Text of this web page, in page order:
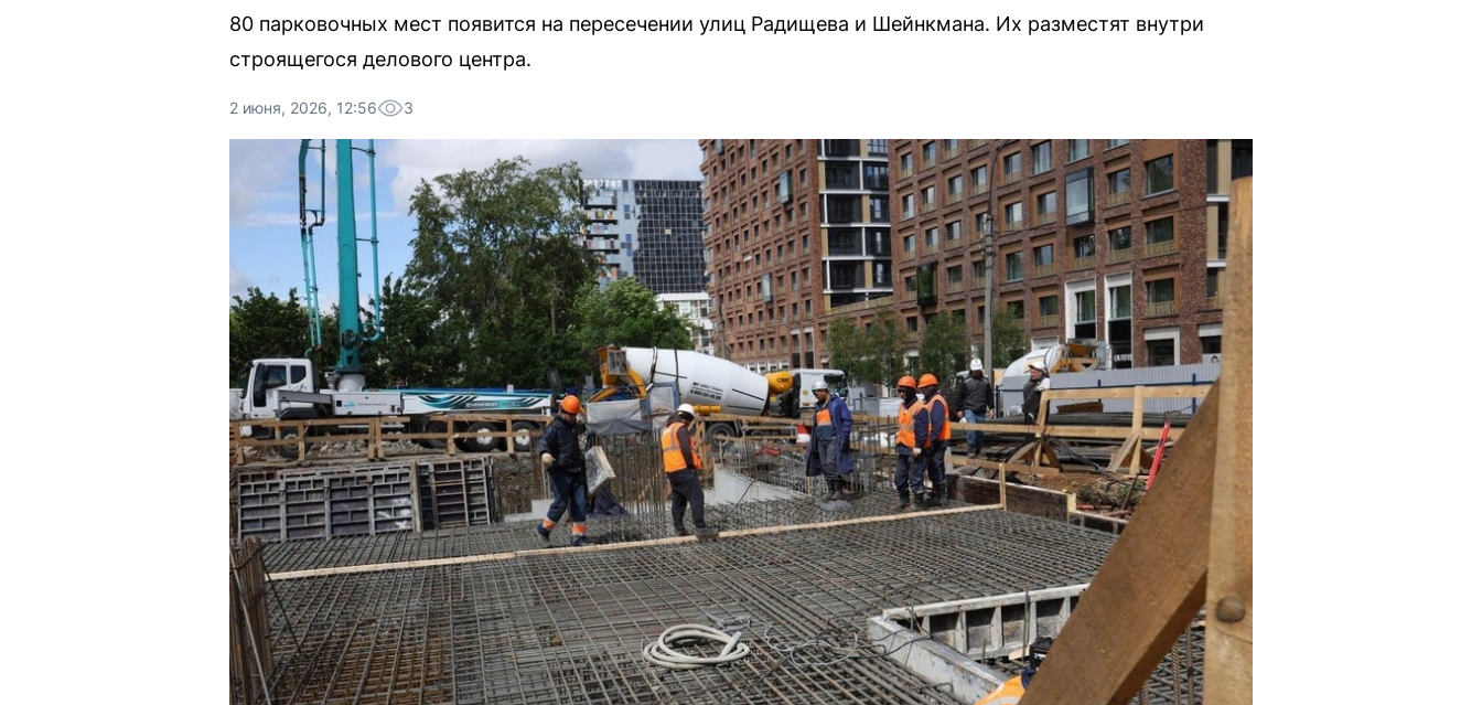
80 парковочных мест появится на пересечении улиц Радищева и Шейнкмана. Их разместят внутри
строящегося делового центра.
2 июня, 2026, 12:56 3